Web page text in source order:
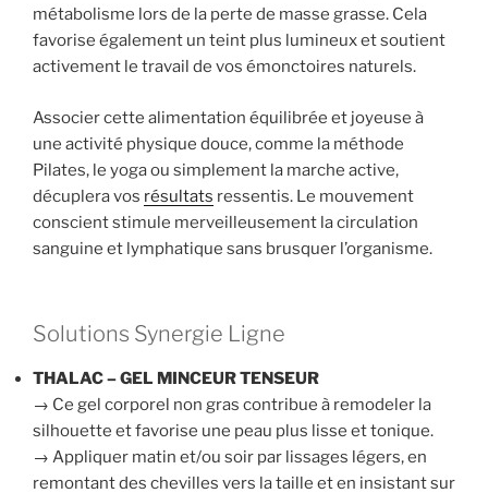
métabolisme lors de la perte de masse grasse. Cela
favorise également un teint plus lumineux et soutient
activement le travail de vos émonctoires naturels.
Associer cette alimentation équilibrée et joyeuse à
une activité physique douce, comme la méthode
Pilates, le yoga ou simplement la marche active,
décuplera vos résultats ressentis. Le mouvement
conscient stimule merveilleusement la circulation
sanguine et lymphatique sans brusquer l’organisme.
Solutions Synergie Ligne
THALAC – GEL MINCEUR TENSEUR
→ Ce gel corporel non gras contribue à remodeler la
silhouette et favorise une peau plus lisse et tonique.
→ Appliquer matin et/ou soir par lissages légers, en
remontant des chevilles vers la taille et en insistant sur